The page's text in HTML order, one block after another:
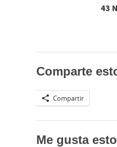
43
Comparte
Compartir
Me gusta